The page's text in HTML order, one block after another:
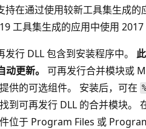
持在通过使用较新工具集生成
工具集生成的应用中使用 2017
行 DLL 包含到安装程序中。
更新。 可再发行合并模块或
供的可选组件。 安装后，可在
到可再发行 DLL 的合并模块。
位于 Program Files 或